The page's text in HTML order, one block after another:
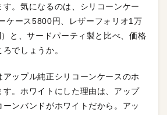
す。気になるのは、シリコーンケー
ケース5800円、レザーフォリオ1万
と、サードパーティ製と比べ、価格
でしょうか。
アップル純正シリコーンケースのホ
す。ホワイトにした理由は、アップ
ンバンドがホワイトだから。アッ